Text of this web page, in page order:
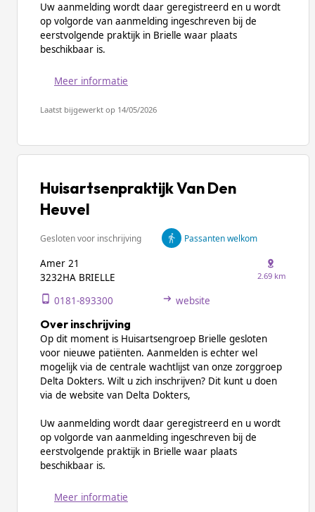
Uw aanmelding wordt daar geregistreerd en u wordt
op volgorde van aanmelding ingeschreven bij de
eerstvolgende praktijk in Brielle waar plaats
beschikbaar is.
Meer informatie
Laatst bijgewerkt op 14/05/2026
Huisartsenpraktijk Van Den
Heuvel
Gesloten voor inschrijving Passanten welkom
Amer 21
3232HA BRIELLE
2.69 km
0181-893300 website
Over inschrijving
Op dit moment is Huisartsengroep Brielle gesloten
voor nieuwe patiënten. Aanmelden is echter wel
mogelijk via de centrale wachtlijst van onze zorggroep
Delta Dokters. Wilt u zich inschrijven? Dit kunt u doen
via de website van Delta Dokters,
Uw aanmelding wordt daar geregistreerd en u wordt
op volgorde van aanmelding ingeschreven bij de
eerstvolgende praktijk in Brielle waar plaats
beschikbaar is.
Meer informatie